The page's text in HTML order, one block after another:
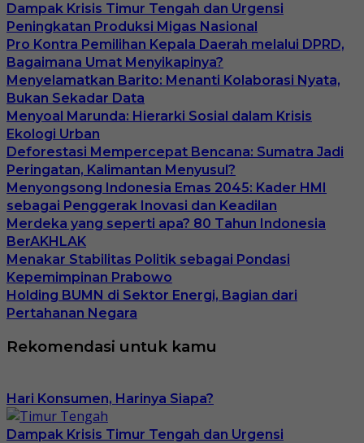
Dampak Krisis Timur Tengah dan Urgensi
Peningkatan Produksi Migas Nasional
Pro Kontra Pemilihan Kepala Daerah melalui DPRD,
Bagaimana Umat Menyikapinya?
Menyelamatkan Barito: Menanti Kolaborasi Nyata,
Bukan Sekadar Data
Menyoal Marunda: Hierarki Sosial dalam Krisis
Ekologi Urban
Deforestasi Mempercepat Bencana: Sumatra Jadi
Peringatan, Kalimantan Menyusul?
Menyongsong Indonesia Emas 2045: Kader HMI
sebagai Penggerak Inovasi dan Keadilan
Merdeka yang seperti apa? 80 Tahun Indonesia
BerAKHLAK
Menakar Stabilitas Politik sebagai Pondasi
Kepemimpinan Prabowo
Holding BUMN di Sektor Energi, Bagian dari
Pertahanan Negara
Rekomendasi untuk kamu
Hari Konsumen, Harinya Siapa?
Dampak Krisis Timur Tengah dan Urgensi